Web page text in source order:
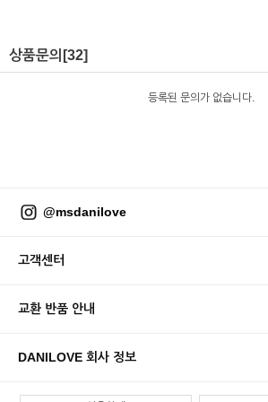
상품문의 [32]
등록된 문의가 없습니다.
@msdanilove
고객센터
교환 반품 안내
DANILOVE 회사 정보